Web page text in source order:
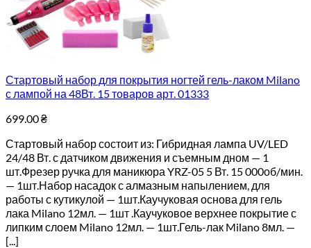
Стартовый набор для покрытия ногтей гель-лаком Milano
с лампой на 48Вт. 15 товаров арт. 01333
699.00₴
Стартовый набор состоит из: Гибридная лампа UV/LED
24/48 Вт. с датчиком движения и съемным дном — 1
шт.Фрезер ручка для маникюра YRZ-05 5 Вт. 15 000об/мин.
— 1шт.Набор насадок с алмазным напылением, для
работы с кутикулой — 1шт.Каучуковая основа для гель
лака Milano 12мл. — 1шт .Каучуковое верхнее покрытие с
липким слоем Milano 12мл. — 1шт.Гель-лак Milano 8мл. —
[...]